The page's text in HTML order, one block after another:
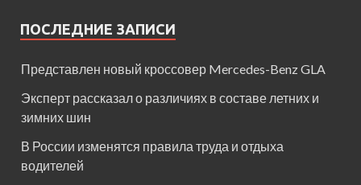
ПОСЛЕДНИЕ ЗАПИСИ
Представлен новый кроссовер Mercedes-Benz GLA
Эксперт рассказал о различиях в составе летних и
зимних шин
В России изменятся правила труда и отдыха
водителей